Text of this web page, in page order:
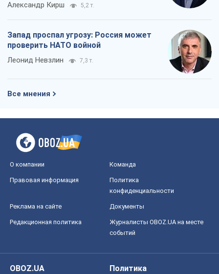
Александр Кирш 5,2 т.
Запад проспал угрозу: Россия может
проверить НАТО войной
Леонид Невзлин 7,3 т.
Все мнения
О компании Команда
Правовая информация
Политика
конфиденциальности
Реклама на сайте Документы
Редакционная политика
Журналисты OBOZ.UA на месте
событий
OBOZ.UA
Политика